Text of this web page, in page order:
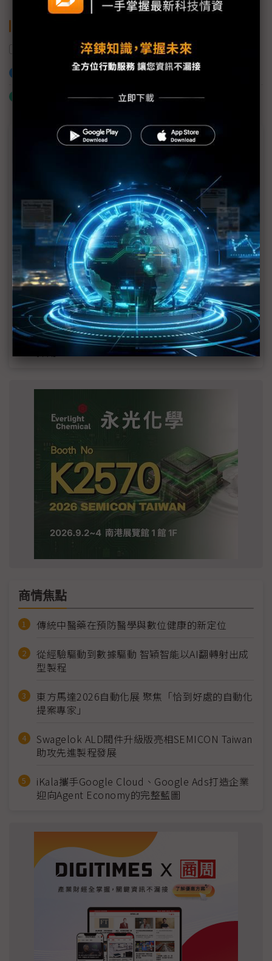
日本
加入已選取到「關鍵字追蹤」
什麼是「關鍵字追蹤」
近７天熱門報導
MLCC訂單過熱、出貨比創高 村田示警全球AI基
2027全年記憶體產能提前售罄 買家「祕而不
宣」只怕買不夠
英特爾EMIB良率達標 聯發科第2代ASIC產品
2028準時量產
光進銅退更明確？ 聯發科估SerDes 448G為銅
線「最終戰場」
SpaceX晶片採購大轉向 Elon Musk捨超微全面
採用NVIDIA
商情焦點
傳統中醫藥在預防醫學與數位健康的新定位
從經驗驅動到數據驅動 智穎智能以AI翻轉射出成
型製程
東方馬達2026自動化展 聚焦「恰到好處的自動化
提案專家」
Swagelok ALD閥件升級版亮相SEMICON Taiwan
助攻先進製程發展
iKala攜手Google Cloud、Google Ads打造企業
迎向Agent Economy的完整藍圖